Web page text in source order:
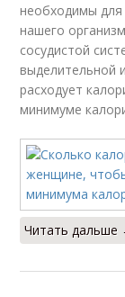
необходимы
нашего
сосудистой
выделительной
расходует
минимуме
Читать дальше